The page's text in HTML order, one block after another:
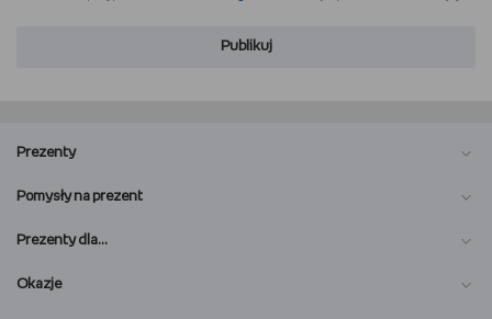
Publikuj
Prezenty
Pomysły na prezent
Prezenty dla…
Okazje